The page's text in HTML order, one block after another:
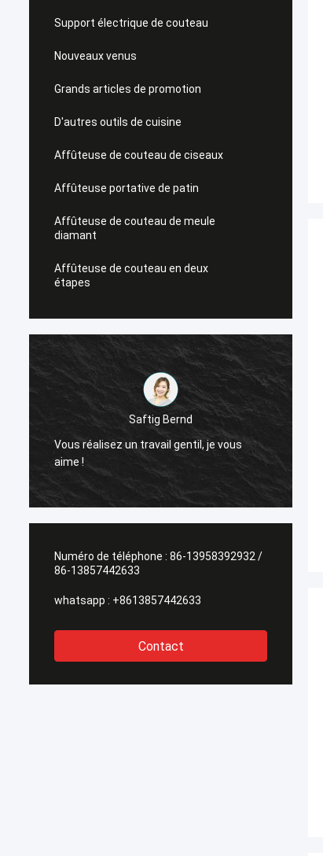
Support électrique de couteau
Nouveaux venus
Grands articles de promotion
D'autres outils de cuisine
Affûteuse de couteau de ciseaux
Affûteuse portative de patin
Affûteuse de couteau de meule
diamant
Affûteuse de couteau en deux
étapes
Saftig Bernd
Vous réalisez un travail gentil, je vous
aime !
Numéro de téléphone : 86-13958392932 /
86-13857442633
whatsapp : +8613857442633
Contact